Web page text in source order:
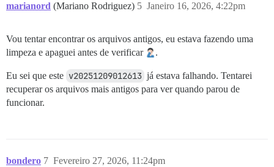
marianord (Mariano Rodriguez) Janeiro 16, 2026, 4:22pm
5
Vou tentar encontrar os arquivos antigos, eu estava fazendo uma
limpeza e apaguei antes de verificar
.
Eu sei que este v20251209012613 já estava falhando. Tentarei
recuperar os arquivos mais antigos para ver quando parou de
funcionar.
bondero Fevereiro 27, 2026, 11:24pm
7